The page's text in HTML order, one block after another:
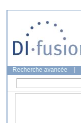
Recherche avancée